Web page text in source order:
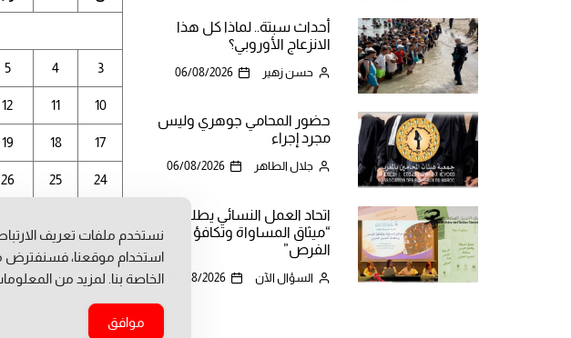
أحداث سبتة.. لماذا كل هذا
الانزعاج الأوروبي؟
حسن زهير 06/08/2026
حضور المحامي جوهري وليس
مجرد إجراء
جلال الطاهر 06/08/2026
اتحاد العمل النسائي يطلق
“ميثاق المساواة وتكافؤ
الفرص”
السؤال الآن 06/08/2026
3
4
5
10
11
12
17
18
19
24
25
26
« يوليو
نستخدم ملفات تعريف
استخدام موقعنا، فسنفترض
الخاصة بنا. لمزيد من
موافق